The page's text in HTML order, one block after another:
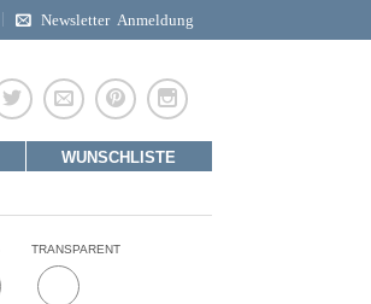
Newsletter Anmeldung
WUNSCHLISTE
TRANSPARENT